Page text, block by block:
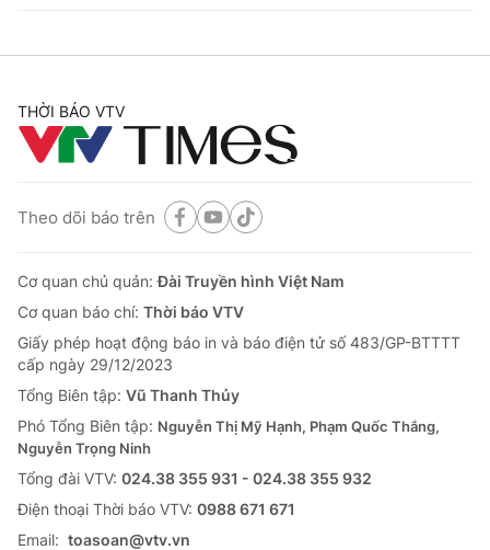
THỜI BÁO VTV
Theo dõi báo trên
Cơ quan chủ quản:Đài Truyền hình Việt Nam
Cơ quan báo chí: Thời báo VTV
Giấy phép hoạt động báo in và báo điện tử số 483/GP-BTTTT
cấp ngày 29/12/2023
Tổng Biên tập: Vũ Thanh Thủy
Phó Tổng Biên tập: Nguyễn Thị Mỹ Hạnh, Phạm Quốc Thắng,
Nguyễn Trọng Ninh
Tổng đài VTV: 024.38 355 931 - 024.38 355 932
Ðiện thoại Thời báo VTV: 0988 671 671
Email: toasoan@vtv.vn